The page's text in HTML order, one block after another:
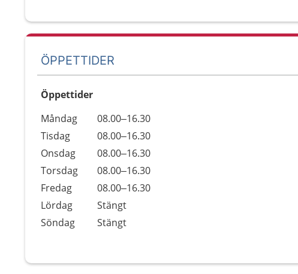
ÖPPETTIDER
Öppettider
Dag
Öppettider
Kommentarer
Måndag
08.00–16.30
Tisdag
08.00–16.30
Onsdag
08.00–16.30
Torsdag
08.00–16.30
Fredag
08.00–16.30
Lördag
Stängt
Söndag
Stängt